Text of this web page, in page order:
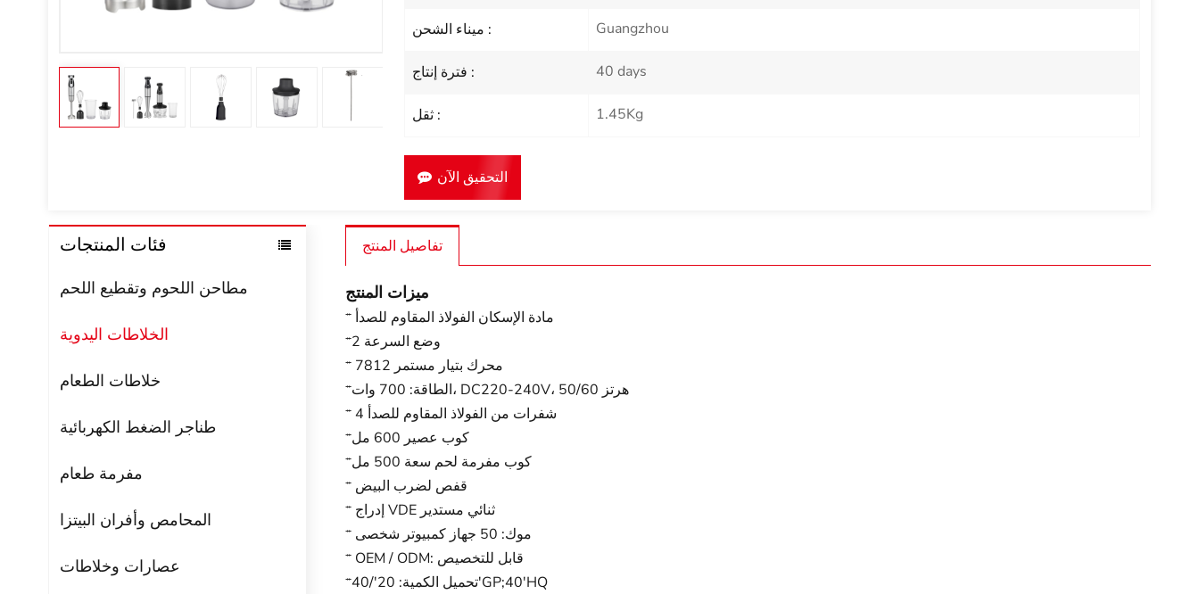
ميناء الشحن : Guangzhou
فترة إنتاج : 40 days
ثقل : 1.45Kg
التحقيق الآن
فئات المنتجات
مطاحن اللحوم وتقطيع اللحم
الخلاطات اليدوية
خلاطات الطعام
طناجر الضغط الكهربائية
مفرمة طعام
المحامص وأفران البيتزا
عصارات وخلاطات
تفاصيل المنتج
ميزات المنتج
* مادة الإسكان الفولاذ المقاوم للصدأ
*2 وضع السرعة
* 7812 محرك بتيار مستمر
*الطاقة: 700 وات، DC220-240V، 50/60 هرتز
* 4 شفرات من الفولاذ المقاوم للصدأ
*كوب عصير 600 مل
*كوب مفرمة لحم سعة 500 مل
* قفص لضرب البيض
* إدراج VDE ثنائي مستدير
* موك: 50 جهاز كمبيوتر شخصى
* OEM / ODM: قابل للتخصيص
*تحميل الكمية: 20'/40'GP;40'HQ